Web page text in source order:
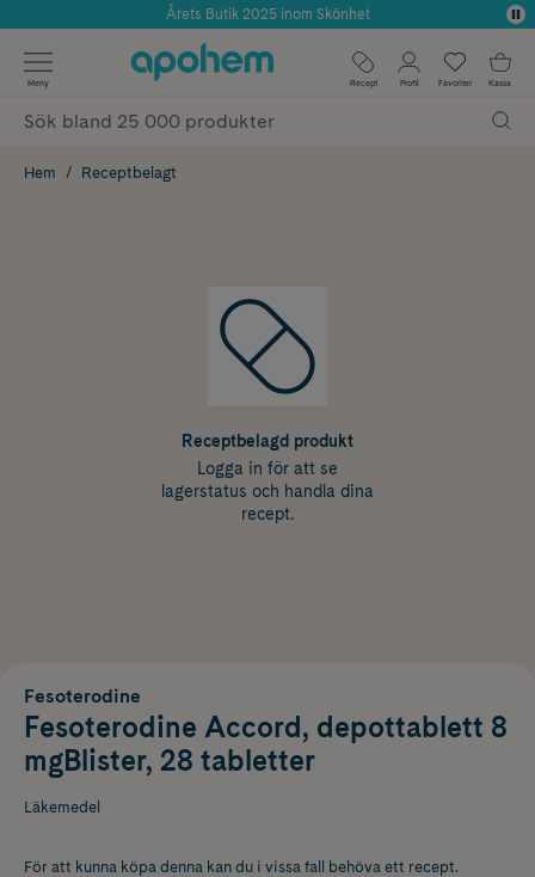
Årets Butik 2025 inom Skönhet
Använd kod: SOMMAR20 för 20% över 649kr
✓ Rådgivning från farmaceuter & hudterapeuter
✓ Poäng på alla köp*
Meny Recept Profil Favoriter Kassa
Hem Receptbelagt
Receptbelagd produkt
Logga in för att se
lagerstatus och handla dina
recept.
Fesoterodine
Fesoterodine Accord, depottablett 8
mgBlister, 28 tabletter
Läkemedel
För att kunna köpa denna kan du i vissa fall behöva ett recept.